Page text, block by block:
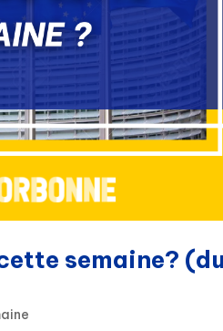
semaine?